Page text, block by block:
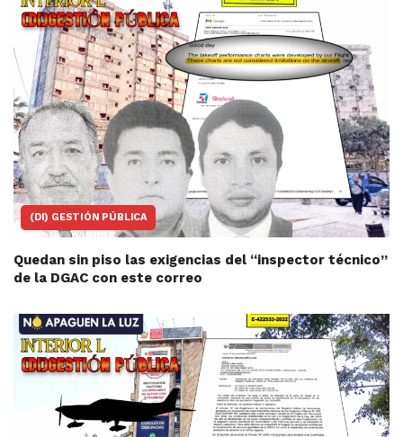
(DI) GESTIÓN PÚBLICA
Quedan sin piso las exigencias del “inspector técnico”
de la DGAC con este correo